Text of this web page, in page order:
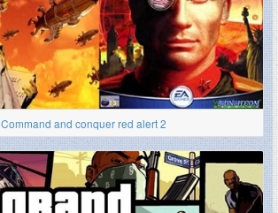
Command and conquer red alert 2